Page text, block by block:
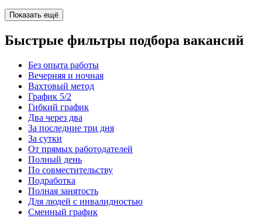
Показать ещё
Быстрые фильтры подбора вакансий
Без опыта работы
Вечерняя и ночная
Вахтовый метод
График 5/2
Гибкий график
Два через два
За последние три дня
За сутки
От прямых работодателей
Полный день
По совместительству
Подработка
Полная занятость
Для людей с инвалидностью
Сменный график